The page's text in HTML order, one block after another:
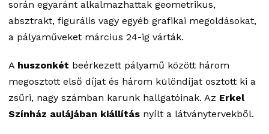
során egyaránt alkalmazhattak geometrikus,
absztrakt, figurális vagy egyéb grafikai megoldásokat,
a pályaműveket március 24-ig várták.
A huszonkét beérkezett pályamű között három
megosztott első díjat és három különdíjat osztott ki a
zsűri, nagy számban karunk hallgatóinak. Az Erkel
Színház aulájában kiállítás nyílt a látványtervekből.